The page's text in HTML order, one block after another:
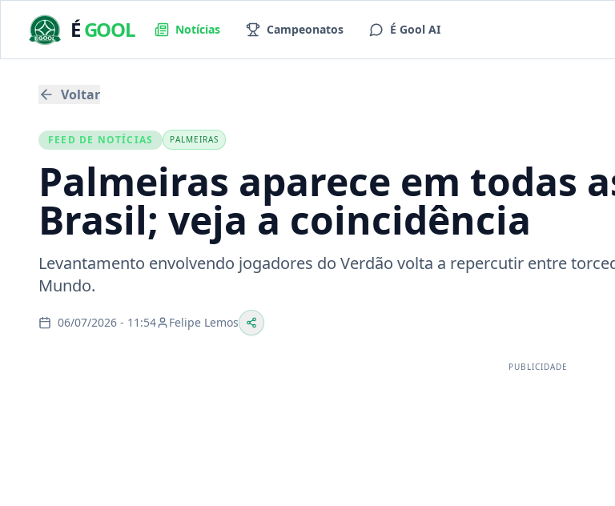
ÉGOOL Notícias Campeonatos É Gool AI
Voltar
FEED DE NOTÍCIAS PALMEIRAS
Palmeiras aparece em todas
Brasil; veja a coincidência
Levantamento envolvendo jogadores do Verdão volta a repercutir entre
Mundo.
06/07/2026 - 11:54 Felipe Lemos
PUBLICIDADE